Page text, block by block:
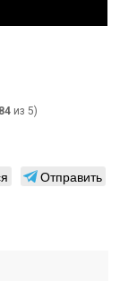
из 5)
Отправить